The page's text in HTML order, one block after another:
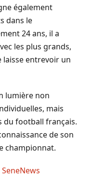
également
dans le
24 ans, il a
les plus grands,
entrevoir un
lumière non
mais
du football français.
de son
championnat.